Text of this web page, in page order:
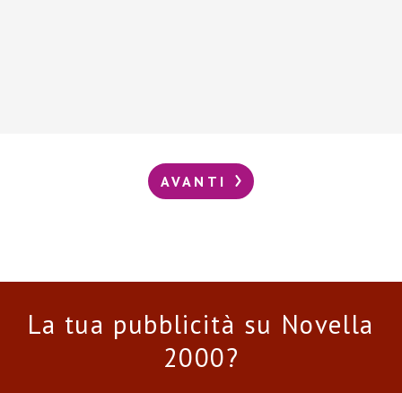
AVANTI
La tua pubblicità su Novella
2000?